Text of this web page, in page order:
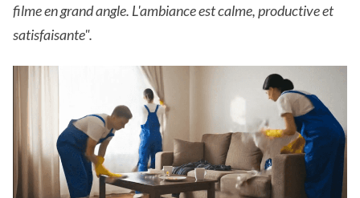
filme en grand angle. L'ambiance est calme, productive et
satisfaisante".